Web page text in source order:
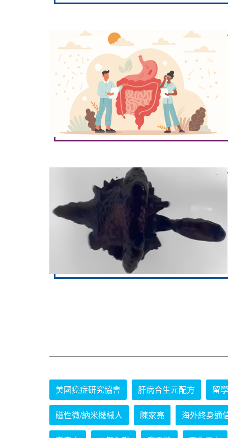
美國癌症研究協會 肝病合生元配方 留
磁性微/納米機械人 陳家亮 海外終身通